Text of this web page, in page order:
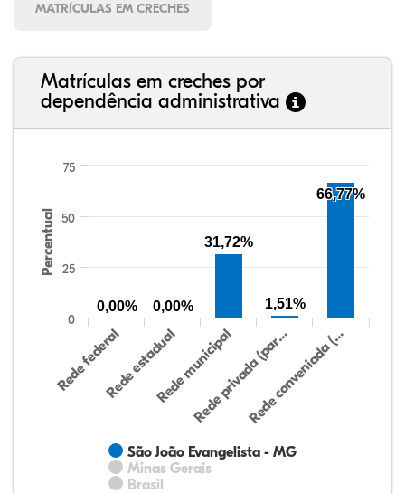
MATRÍCULAS EM CRECHES
Matrículas em creches por
dependência administrativa
Percentual
São João Evangelista - MG
Minas Gerais
Brasil
Rede federalRede estadualRede municipal
Rede privada (par…Rede conveniada (…
0
25
50
75
0,00% 0,00%
31,72%
1,51%
66,77%